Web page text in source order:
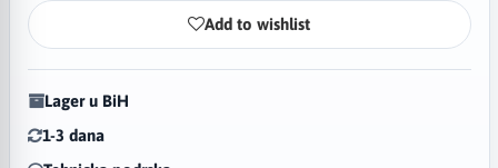
Add to wishlist
Lager u BiH
1-3 dana